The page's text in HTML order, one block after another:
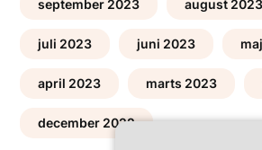
september 2023 august 2023
juli 2023 juni 2023
april 2023 marts 2023
december 2022